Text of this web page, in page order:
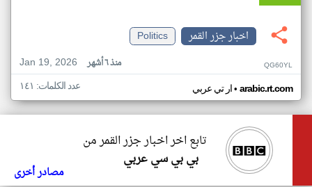
اخبار جزر القمر
Politics
Jan 19, 2026
منذ ٦ أشهر QG60YL
ار تي عربي• arabic.rt.com عدد الكلمات: ١٤١
تابع اخر اخبار جزر القمر من
بي بي سي عربي
مصادر أخرى